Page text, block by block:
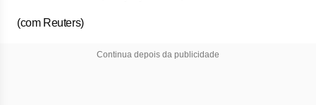
(com Reuters)
Continua depois da publicidade